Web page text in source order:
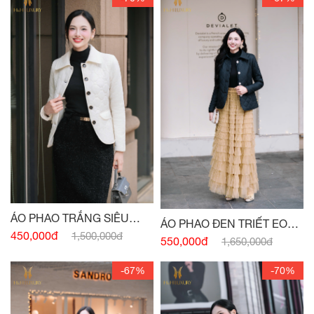
ÁO PHAO TRẮNG SIÊU
NHẸ
450,000đ 1,500,000đ
ÁO PHAO ĐEN TRIẾT EO
DÁNG DÀI
550,000đ 1,650,000đ
-67% -70%